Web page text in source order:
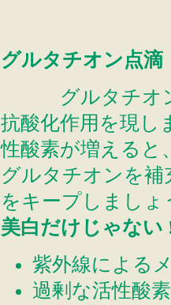
グルタチオン点滴
グルタチオン
抗酸化作用を現し
性酸素が増えると
グルタチオンを補
をキープしましょ
美白だけじゃな
紫外線による
過剰な活性酸